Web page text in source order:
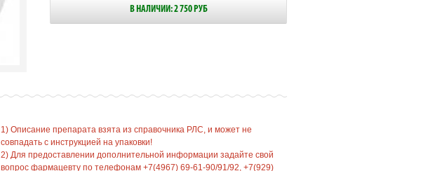
В НАЛИЧИИ: 2 750 РУБ
1) Описание препарата взята из справочника РЛС, и может не
совпадать с инструкцией на упаковки!
2) Для предоставлении дополнительной информации задайте свой
вопрос фармацевту по телефонам +7(4967) 69-61-90/91/92, +7(929)